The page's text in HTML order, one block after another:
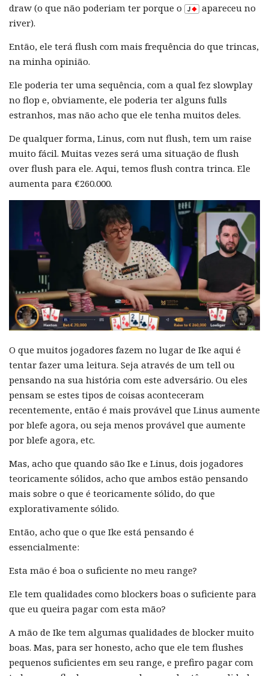
draw (o que não poderiam ter porque o
apareceu no
river).
Então, ele terá flush com mais frequência do que trincas,
na minha opinião.
Ele poderia ter uma sequência, com a qual fez slowplay
no flop e, obviamente, ele poderia ter alguns fulls
estranhos, mas não acho que ele tenha muitos deles.
De qualquer forma, Linus, com nut flush, tem um raise
muito fácil. Muitas vezes será uma situação de flush
over flush para ele. Aqui, temos flush contra trinca. Ele
aumenta para €260.000.
O que muitos jogadores fazem no lugar de Ike aqui é
tentar fazer uma leitura. Seja através de um tell ou
pensando na sua história com este adversário. Ou eles
pensam se estes tipos de coisas aconteceram
recentemente, então é mais provável que Linus aumente
por blefe agora, ou seja menos provável que aumente
por blefe agora, etc.
Mas, acho que quando são Ike e Linus, dois jogadores
teoricamente sólidos, acho que ambos estão pensando
mais sobre o que é teoricamente sólido, do que
explorativamente sólido.
Então, acho que o que Ike está pensando é
essencialmente:
Esta mão é boa o suficiente no meu range?
Ele tem qualidades como blockers boas o suficiente para
que eu queira pagar com esta mão?
A mão de Ike tem algumas qualidades de blocker muito
boas. Mas, para ser honesto, acho que ele tem flushes
pequenos suficientes em seu range, e prefiro pagar com